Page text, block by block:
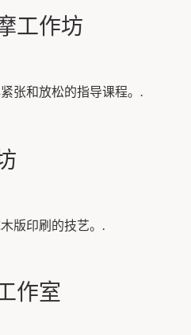
工作坊
张和放松的指导课程。.
版印刷的技艺。.
作室